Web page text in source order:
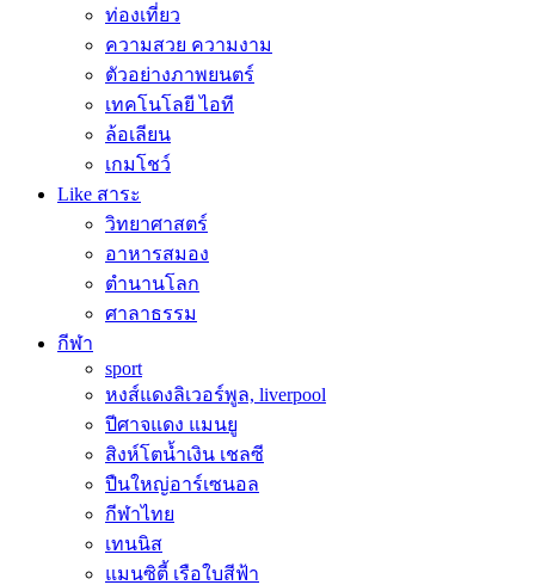
ท่องเที่ยว
ความสวย ความงาม
ตัวอย่างภาพยนตร์
เทคโนโลยี ไอที
ล้อเลียน
เกมโชว์
Like สาระ
วิทยาศาสตร์
อาหารสมอง
ตำนานโลก
ศาลาธรรม
กีฬา
sport
หงส์แดงลิเวอร์พูล, liverpool
ปีศาจแดง แมนยู
สิงห์โตน้ำเงิน เชลซี
ปืนใหญ่อาร์เซนอล
กีฬาไทย
เทนนิส
แมนซิตี้ เรือใบสีฟ้า